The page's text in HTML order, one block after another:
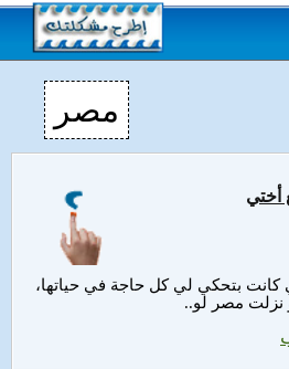
مصر
كانت بتحكي لي كل حاجة في حياتها،
نزلت مصر لو..
أختي